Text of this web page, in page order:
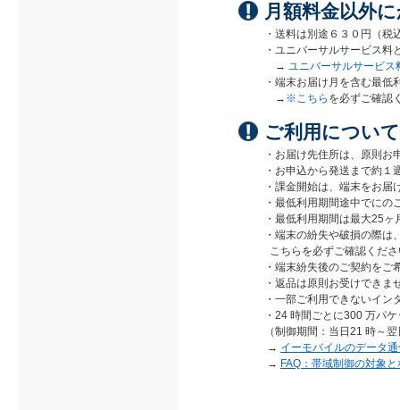
月額料金以外
・送料は別途６３０円（税
・ユニバーサルサービス
→ ユニバーサルサービス
・端末お届け月を含む最
→ ※こちら を必ずご確認
ご利用について
・お届け先住所は、原則
・お申込から発送まで約
・課金開始は、端末をお
・最低利用期間途中でに
・最低利用期間は最大25
・端末の紛失や破損の際
こちらを必ずご確認くだ
・端末紛失後のご契約を
・返品は原則お受けでき
・一部ご利用できないイ
・24 時間ごとに300 万パ
（制御期間：当日21 時～
→ イーモバイルのデータ
→ FAQ：帯域制御の対象